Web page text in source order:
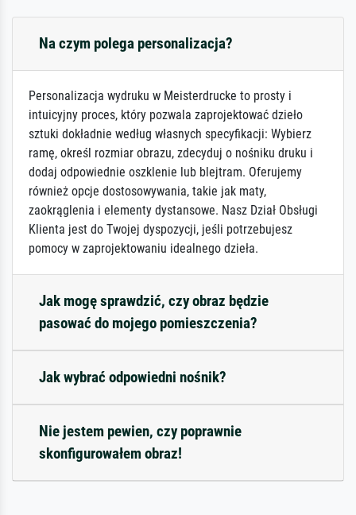
Na czym polega personalizacja?
Personalizacja wydruku w Meisterdrucke to prosty i
intuicyjny proces, który pozwala zaprojektować dzieło
sztuki dokładnie według własnych specyfikacji: Wybierz
ramę, określ rozmiar obrazu, zdecyduj o nośniku druku i
dodaj odpowiednie oszklenie lub blejtram. Oferujemy
również opcje dostosowywania, takie jak maty,
zaokrąglenia i elementy dystansowe. Nasz Dział Obsługi
Klienta jest do Twojej dyspozycji, jeśli potrzebujesz
pomocy w zaprojektowaniu idealnego dzieła.
Jak mogę sprawdzić, czy obraz będzie
pasować do mojego pomieszczenia?
Jak wybrać odpowiedni nośnik?
Nie jestem pewien, czy poprawnie
skonfigurowałem obraz!